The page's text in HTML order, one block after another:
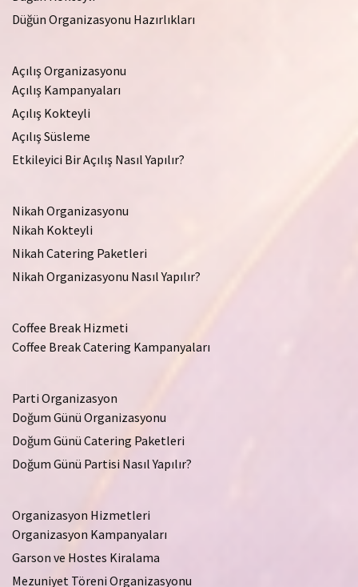
Düğün Organizasyonu Hazırlıkları
Açılış Organizasyonu
Açılış Kampanyaları
Açılış Kokteyli
Açılış Süsleme
Etkileyici Bir Açılış Nasıl Yapılır?
Nikah Organizasyonu
Nikah Kokteyli
Nikah Catering Paketleri
Nikah Organizasyonu Nasıl Yapılır?
Coffee Break Hizmeti
Coffee Break Catering Kampanyaları
Parti Organizasyon
Doğum Günü Organizasyonu
Doğum Günü Catering Paketleri
Doğum Günü Partisi Nasıl Yapılır?
Organizasyon Hizmetleri
Organizasyon Kampanyaları
Garson ve Hostes Kiralama
Mezuniyet Töreni Organizasyonu